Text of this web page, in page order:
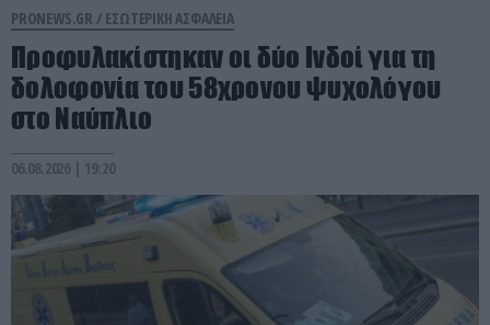
PRONEWS.GR / ΕΣΩΤΕΡΙΚΗ ΑΣΦΑΛΕΙΑ
Προφυλακίστηκαν οι δύο Ινδοί για τη
δολοφονία του 58χρονου ψυχολόγου
στο Ναύπλιο
06.08.2026 | 19:20